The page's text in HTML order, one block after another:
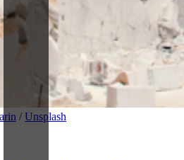
/ Unsplash